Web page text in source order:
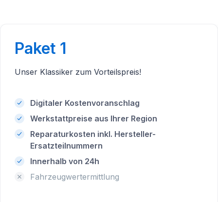
Paket 1
Unser Klassiker zum Vorteilspreis!
Digitaler Kostenvoranschlag
Werkstattpreise aus Ihrer Region
Reparaturkosten inkl. Hersteller-
Ersatzteilnummern
Innerhalb von 24h
Fahrzeugwertermittlung